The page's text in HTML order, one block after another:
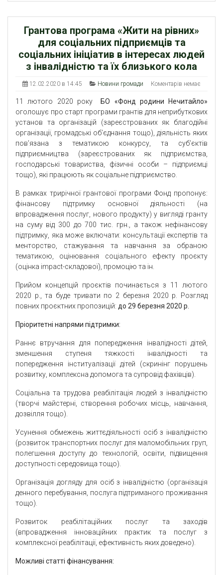
Грантова програма «Жити на рівних»
для соціальних підприємців та
соціальних ініціатив в інтересах людей
з інвалідністю та їх близького кола
12.02.2020 в 14:45 Новини громади Коментарів немає
11 лютого 2020 року
БО «Фонд родини Нечитайло»
оголошує про старт програми грантів для неприбуткових
установ та організацій (зареєстрованих як благодійні
організації, громадські об’єднання тощо), діяльність яких
пов’язана з тематикою конкурсу, та суб’єктів
підприємництва (зареєстрованих як підприємства,
господарські товариства, фізичні особи – підприємці
тощо), які працюють як соціальне підприємство.
В рамках трирічної грантової програми Фонд пропонує:
фінансову підтримку основної діяльності (на
впровадження послуг, нового продукту) у вигляді гранту
на суму від 300 до 700 тис. грн., а також нефінансову
підтримку, яка може включати: консультації експертів та
менторство, стажування та навчання за обраною
тематикою, оцінювання соціального ефекту проєкту
(оцінка impact-складової), промоцію та ін.
Прийом концепцій проєктів починається з 11 лютого
2020 р., та буде тривати по 2 березня 2020 р. Розгляд
повних проєктних пропозицій: до 29 березня 2020 р.
Пріоритетні напрями підтримки:
Раннє втручання для попередження інвалідності дітей,
зменшення ступеня тяжкості інвалідності та
попередження інституалізації дітей (скринінг порушень
розвитку, комплексна допомога та супровід фахівців).
Соціальна та трудова реабілітація людей з інвалідністю
(творчі майстерні, створення робочих місць, навчання,
дозвілля тощо).
Усунення обмежень життєдіяльності осіб з інвалідністю
(розвиток транспортних послуг для маломобільних груп,
полегшення доступу до технологій, освіти, підвищення
доступності середовища тощо).
Організація догляду для осіб з інвалідністю (організація
денного перебування, послуга підтриманого проживання
тощо).
Розвиток реабілітаційних послуг та заходів
(впровадження інноваційних практик та послуг з
комплексної реабілітації, ефективність яких доведено).
Можливі статті фінансування: